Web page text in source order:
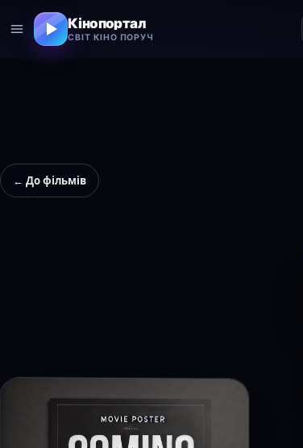
Кінопортал
СВІТ КІНО ПОРУЧ
← До фільмів